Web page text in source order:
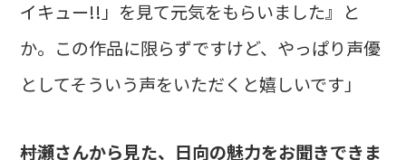
イキュー!!」を見て元気をもらいました』と
か。この作品に限らずですけど、やっぱり声優
としてそういう声をいただくと嬉しいです」
――村瀬さんから見た、日向の魅力をお聞きできま